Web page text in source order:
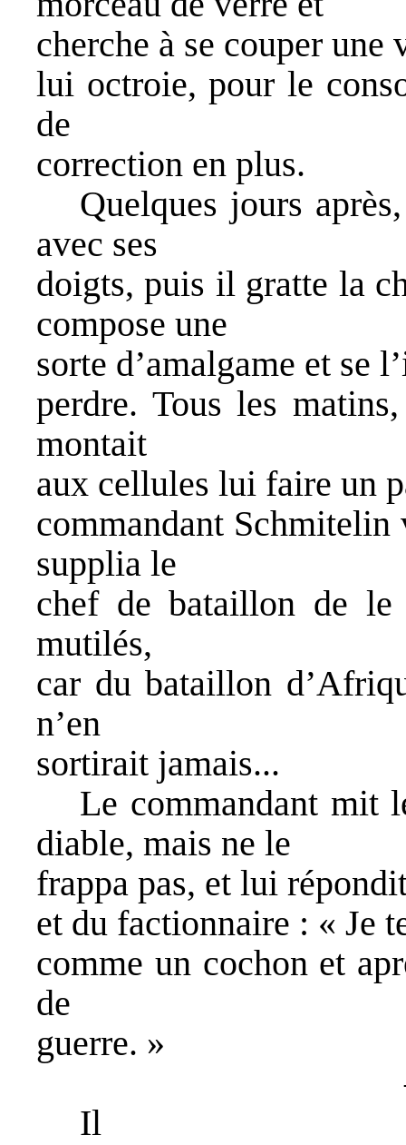
cherche à se couper une
lui octroie, pour le
de
correction en plus.
Quelques jours
avec ses
doigts, puis il gratte la
compose une
sorte d’amalgame et se
perdre. Tous les
montait
aux cellules lui faire un
commandant
supplia le
chef de bataillon de
mutilés,
car du bataillon
n’en
sortirait jamais...
Le commandant mit
diable, mais ne le
frappa pas, et lui
et du factionnaire : « Je
comme un cochon et
de
guerre. »
Il